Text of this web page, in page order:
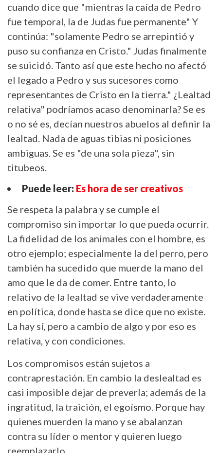
cuando dice que "mientras la caída de Pedro
fue temporal, la de Judas fue permanente" Y
continúa: "solamente Pedro se arrepintió y
puso su confianza en Cristo." Judas finalmente
se suicidó. Tanto así que este hecho no afectó
el legado a Pedro y sus sucesores como
representantes de Cristo en la tierra." ¿Lealtad
relativa" podríamos acaso denominarla? Se es
o no sé es, decían nuestros abuelos al definir la
lealtad. Nada de aguas tibias ni posiciones
ambiguas. Se es "de una sola pieza", sin
titubeos.
Puede leer: Es hora de ser creativos
Se respeta la palabra y se cumple el
compromiso sin importar lo que pueda ocurrir.
La fidelidad de los animales con el hombre, es
otro ejemplo; especialmente la del perro, pero
también ha sucedido que muerde la mano del
amo que le da de comer. Entre tanto, lo
relativo de la lealtad se vive verdaderamente
en política, donde hasta se dice que no existe.
La hay sí, pero a cambio de algo y por eso es
relativa, y con condiciones.
Los compromisos están sujetos a
contraprestación. En cambio la deslealtad es
casi imposible dejar de preverla; además de la
ingratitud, la traición, el egoísmo. Porque hay
quienes muerden la mano y se abalanzan
contra su líder o mentor y quieren luego
reemplazarlo.